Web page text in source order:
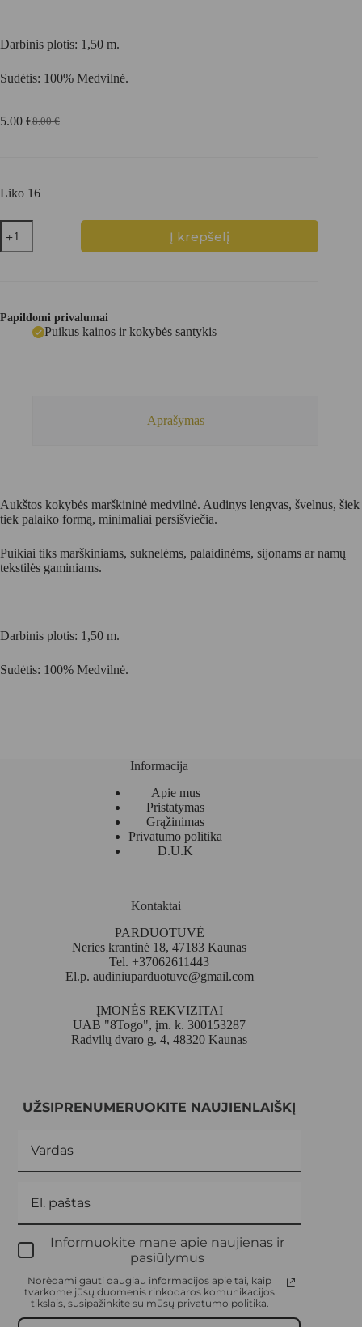
Darbinis plotis: 1,50 m.
Sudėtis: 100% Medvilnė.
8.00€
Original
5.00 €Current
Liko 16
produkto
kiekis:
100%
Į krepšelį
Papildomi privalumai
Puikus kainos ir kokybės santykis
Aprašymas
Aukštos kokybės marškininė medvilnė. Audinys lengvas, švelnus, šiek
tiek palaiko formą, minimaliai persišviečia.
Puikiai tiks marškiniams, suknelėms, palaidinėms, sijonams ar namų
tekstilės gaminiams.
Darbinis plotis: 1,50 m.
Sudėtis: 100% Medvilnė.
Informacija
Apie mus
Pristatymas
Grąžinimas
Privatumo politika
D.U.K
Kontaktai
PARDUOTUVĖ
Neries krantinė 18, 47183 Kaunas
Tel. +37062611443
El.p. audiniuparduotuve@gmail.com
ĮMONĖS REKVIZITAI
UAB "8Togo", įm. k. 300153287
Radvilų dvaro g. 4, 48320 Kaunas
UŽSIPRENUMERUOKITE NAUJIENLAIŠKĮ
Informuokite mane apie naujienas ir
pasiūlymus
Norėdami gauti daugiau informacijos apie tai, kaip
tvarkome jūsų duomenis rinkodaros komunikacijos
tikslais, susipažinkite su mūsų privatumo politika.